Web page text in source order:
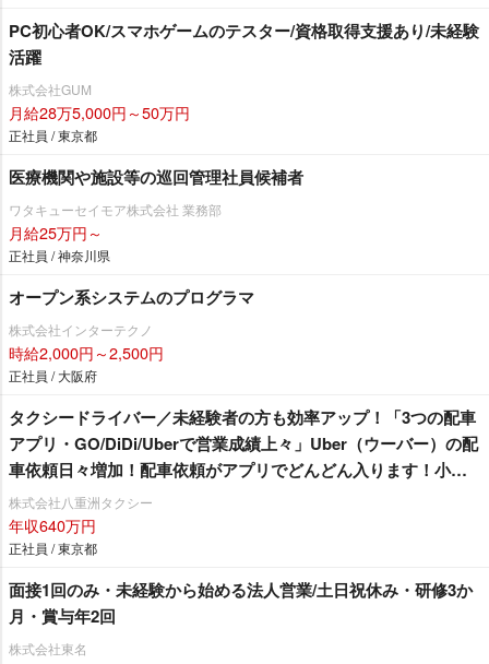
PC初心者OK/スマホゲームのテスター/資格取得支援あり/未経験
活躍
株式会社GUM
月給28万5,000円～50万円
正社員 / 東京都
医療機関や施設等の巡回管理社員候補者
ワタキューセイモア株式会社 業務部
月給25万円～
正社員 / 神奈川県
オープン系システムのプログラマ
株式会社インターテクノ
時給2,000円～2,500円
正社員 / 大阪府
タクシードライバー／未経験者の方も効率アップ！「3つの配車
アプリ・GO/DiDi/Uberで営業成績上々」Uber（ウーバー）の配
車依頼日々増加！配車依頼がアプリでどんどん入ります！小田
急線・東急田園都市沿線にお住まいの方必見☆ 未経験者の方
も安心「3ヶ月30万円給料保証」乗務員さん最優先の職場環境！
嬉しい待遇も盛りだくさん♪「 経験者対象で入社20万円支
できますよ♪
株式会社八重洲タクシー
年収640万円
正社員 / 東京都
面接1回のみ・未経験から始める法人営業/土日祝休み・研修3か
月・賞与年2回
株式会社東名